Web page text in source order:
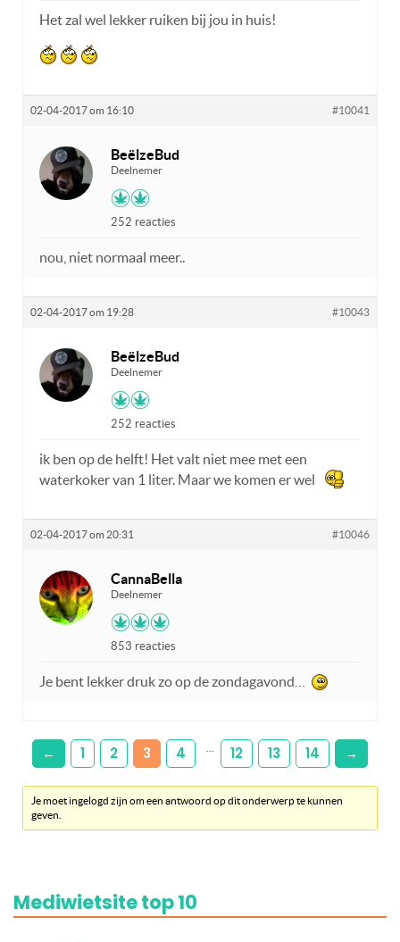
Het zal wel lekker ruiken bij jou in huis!
02-04-2017 om 16:10 #10041
BeëlzeBud
Deelnemer
252 reacties
nou, niet normaal meer..
02-04-2017 om 19:28 #10043
BeëlzeBud
Deelnemer
252 reacties
ik ben op de helft! Het valt niet mee met een
waterkoker van 1 liter. Maar we komen er wel
02-04-2017 om 20:31 #10046
CannaBella
Deelnemer
853 reacties
Je bent lekker druk zo op de zondagavond…
← 1 2 3 4 12 13 14 →
Je moet ingelogd zijn om een antwoord op dit onderwerp te kunnen
geven.
Mediwietsite top 10